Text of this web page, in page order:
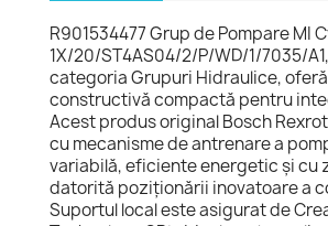
R901534477 Grup de Pompare MI
1X/20/ST4AS04/2/P/WD/1/7035/
categoria Grupuri Hidraulice,
constructivă compactă pentru
Acest produs original Bosch
cu mecanisme de antrenare a
variabilă, eficiente energetic și cu
datorită poziționării inovatoare a
Suportul local este asigurat de